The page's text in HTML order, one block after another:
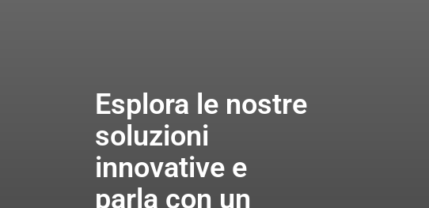
Esplora le nostre
soluzioni
innovative e
parla con un